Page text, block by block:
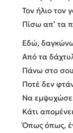
Τον ήλιο τον
Πίσω απ’ τα
Εδώ,
Από τα
Πάνω στο
Ποτέ δεν
Να
Κάτι
Όπως όπως,